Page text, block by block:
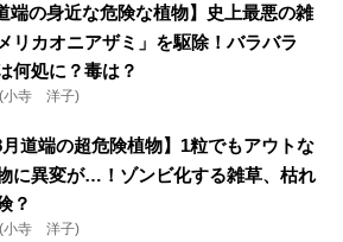
端の身近な危険な植物】史上最悪の雑
リカオニアザミ」を駆除！バラバラ
何処に？毒は？
小寺 洋子)
月道端の超危険植物】1粒でもアウトな
に異変が…！ゾンビ化する雑草、枯れ
？
小寺 洋子)